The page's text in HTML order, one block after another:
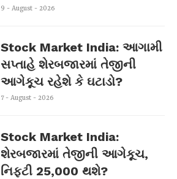
9 - August - 2026
Stock Market India: આગામી
સપ્તાહે શેરબજારમાં તેજીની
આગેકૂચ રહેશે કે ઘટાડો?
7 - August - 2026
Stock Market India:
શેરબજારમાં તેજીની આગેકૂચ,
નિફ્ટી 25,000 થશે?